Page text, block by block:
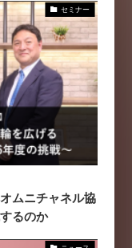
セミナー
ムニチャネル協
るのか